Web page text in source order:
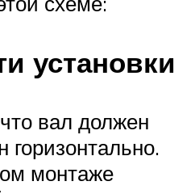
установки
вал должен
горизонтально.
монтаже